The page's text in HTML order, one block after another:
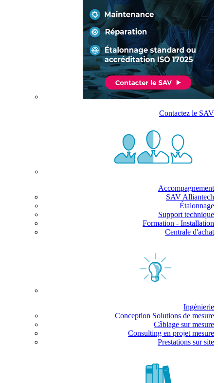
Contactez le SAV
Accompagnement
SAV Alliantech
Étalonnage
Support technique
Formation - Installation
Centrale d'achat
Ingénierie
Conception Solutions de mesure
Câblage sur mesure
Consulting en projet mesure
Prestations sur site